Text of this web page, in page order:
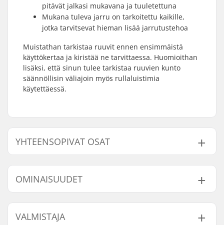
pitävät jalkasi mukavana ja tuuletettuna
Mukana tuleva jarru on tarkoitettu kaikille,
jotka tarvitsevat hieman lisää jarrutustehoa
Muistathan tarkistaa ruuvit ennen ensimmäistä
käyttökertaa ja kiristää ne tarvittaessa. Huomioithan
lisäksi, että sinun tulee tarkistaa ruuvien kunto
säännöllisin väliajoin myös rullaluistimia
käytettäessä.
YHTEENSOPIVAT OSAT
Etsi yhteensopivia tuotteita Powerslide Phuzion
Argon 80 Rullaluistimet:
OMINAISUUDET
Renkaan halkaisija:
80mm
Kiskojen materiaali:
VALMISTAJA